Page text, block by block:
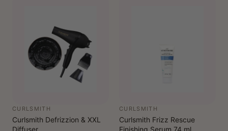
CURLSMITH
Curlsmith Defrizzion & XXL
CURLSMITH
Curlsmith Frizz Rescue